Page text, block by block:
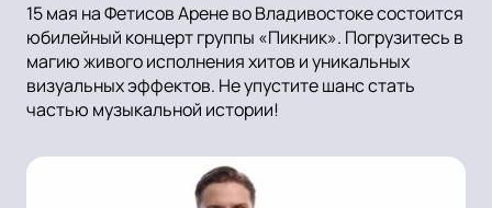
15 мая на Фетисов Арене во Владивостоке состоится
юбилейный концерт группы «Пикник». Погрузитесь в
магию живого исполнения хитов и уникальных
визуальных эффектов. Не упустите шанс стать
частью музыкальной истории!